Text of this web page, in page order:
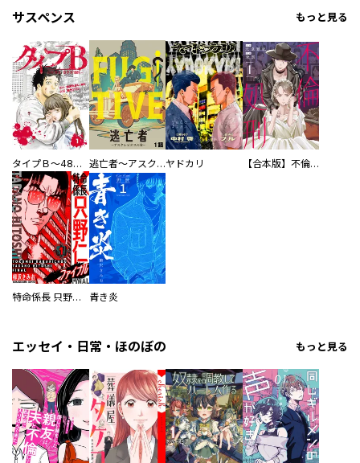
サスペンス もっと見る
タイプＢ～48時間後、致死率100％～【単話】 逃亡者～アスクレピオスの杖～ヤドカリ 【合本版】不倫処刑
特命係長 只野仁ファイナル 愛蔵版 青き炎
エッセイ・日常・ほのぼの もっと見る